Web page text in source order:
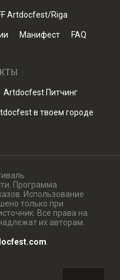
Artdocfest/Riga
Манифест FAQ
Artdocfest Питчинг
в твоем городе
Программа
Использование
только при
Все права на
их авторам.